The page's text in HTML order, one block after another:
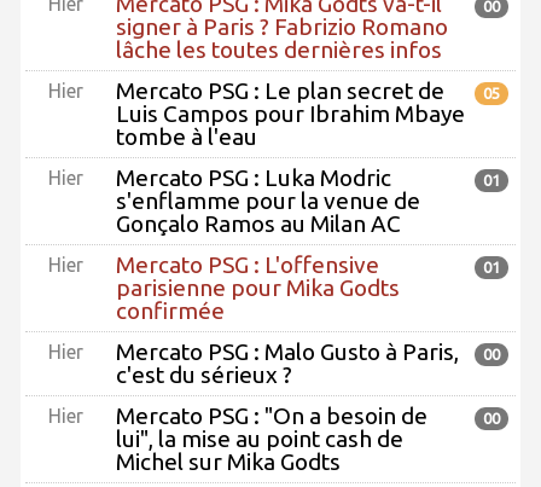
signer à Paris ? Fabrizio Romano
lâche les toutes dernières infos
00
Hier
Mercato PSG : Le plan secret de
Luis Campos pour Ibrahim Mbaye
tombe à l'eau
05
Hier
Mercato PSG : Luka Modric
s'enflamme pour la venue de
Gonçalo Ramos au Milan AC
01
Hier
Mercato PSG : L'offensive
parisienne pour Mika Godts
confirmée
01
Hier
Mercato PSG : Malo Gusto à Paris,
c'est du sérieux ?
00
Hier
Mercato PSG : "On a besoin de
lui", la mise au point cash de
Michel sur Mika Godts
00